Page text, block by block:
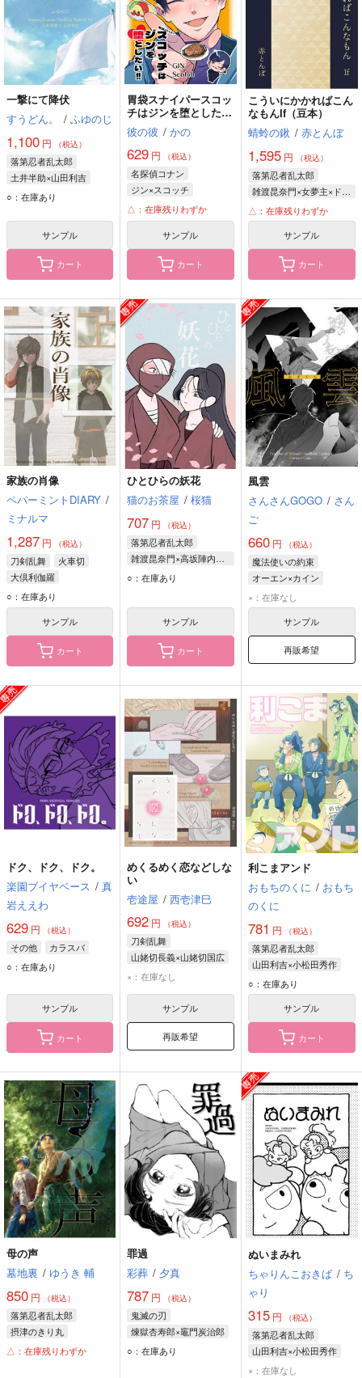
一撃にて降伏
すうどん。
/ ふゆのじ
1,100 円 （税込）
落第忍者乱太郎
土井半助×山田利吉
山田利吉
○：在庫あり
サンプル
カート
胃袋スナイパースコッ
チはジンを堕とした
い！
彼の彼 / かの
629 円 （税込）
名探偵コナン
ジン×スコッチ
諸伏景光
ジン
スコッチ
△：在庫残りわずか
サンプル
カート
こういにかかればこん
なもんIf（豆本）
蜻蛉の鍬 / 赤とんぼ
1,595円 （税込）
落第忍者乱太郎
雑渡昆奈門×女夢主×ドクササコのすご腕忍者
雑渡昆奈門
ドクササコのすご腕忍者
△：在庫残りわずか
サンプル
カート
家族の肖像
ペパーミントDIARY /
ミナルマ
1,287 円 （税込）
刀剣乱舞
火車切
大倶利伽羅
○：在庫あり
サンプル
カート
ひとひらの妖花
猫のお茶屋 / 桜猫
707 円 （税込）
落第忍者乱太郎
雑渡昆奈門×高坂陣内左衛門
雑渡昆奈門
○：在庫あり
サンプル
カート
風雲
さんさんGOGO / さん
ご
660円 （税込）
魔法使いの約束
オーエン×カイン
オーエン
×：在庫なし
サンプル
再販希望
ドク、ドク、ドク。
楽園ブイヤベース / 真
岩ええわ
629 円 （税込）
その他
カラスバ
○：在庫あり
サンプル
カート
めくるめく恋などしな
い
壱途屋 / 西壱津巳
692 円 （税込）
刀剣乱舞
山姥切長義×山姥切国広
山姥切長義
×：在庫なし
サンプル
再販希望
利こまアンド
おもちのくに / おもち
のくに
781 円 （税込）
落第忍者乱太郎
山田利吉×小松田秀作
山田利吉
○：在庫あり
サンプル
カート
母の声
墓地裏 / ゆうき 輔
850 円 （税込）
落第忍者乱太郎
摂津のきり丸
土井半助
△：在庫残りわずか
罪過
彩葬 / 夕真
787 円 （税込）
鬼滅の刃
煉獄杏寿郎×竈門炭治郎
煉獄杏寿郎
○：在庫あり
ぬいまみれ
ちゃりんこおきば / ち
ゃり
315円 （税込）
落第忍者乱太郎
山田利吉×小松田秀作
山田利吉
×：在庫なし